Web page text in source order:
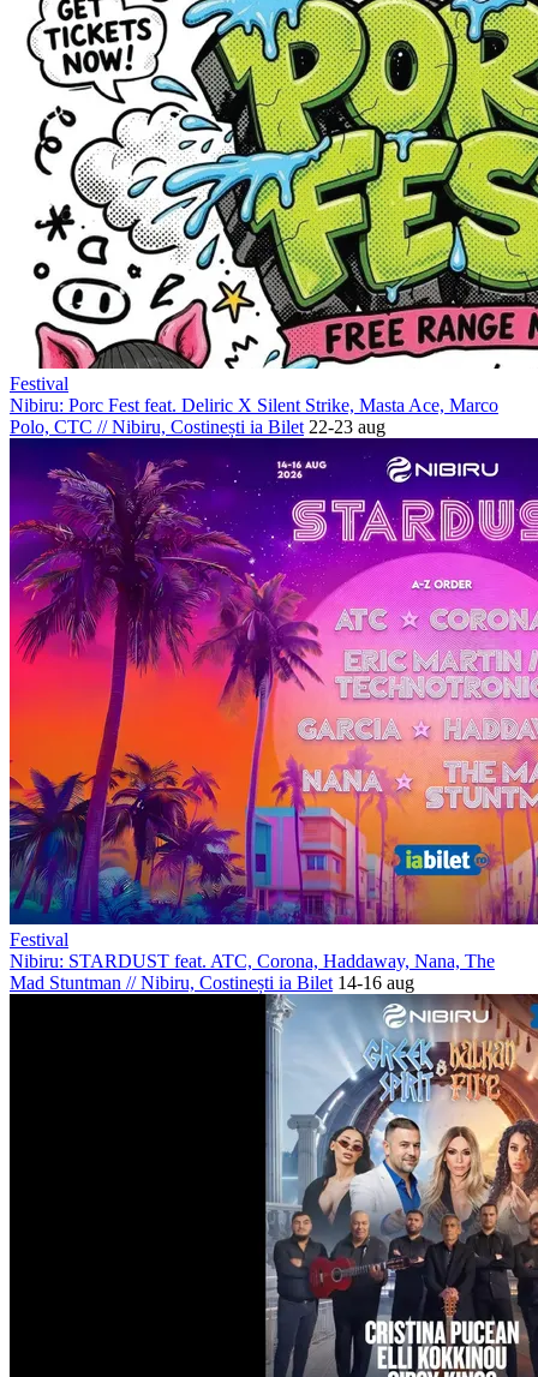
Festival
Nibiru: Porc Fest feat. Deliric X Silent Strike, Masta Ace, Marco
Polo, CTC //Nibiru, Costinești ia Bilet 22-23 aug
Festival
Nibiru: STARDUST feat. ATC, Corona, Haddaway, Nana, The
Mad Stuntman //Nibiru, Costinești ia Bilet 14-16 aug